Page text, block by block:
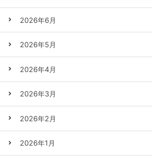
2026年6月
2026年5月
2026年4月
2026年3月
2026年2月
2026年1月